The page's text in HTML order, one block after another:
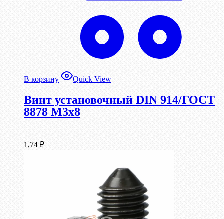
В корзину Quick View
Винт установочный DIN 914/ГОСТ
8878 M3x8
1,74 ₽